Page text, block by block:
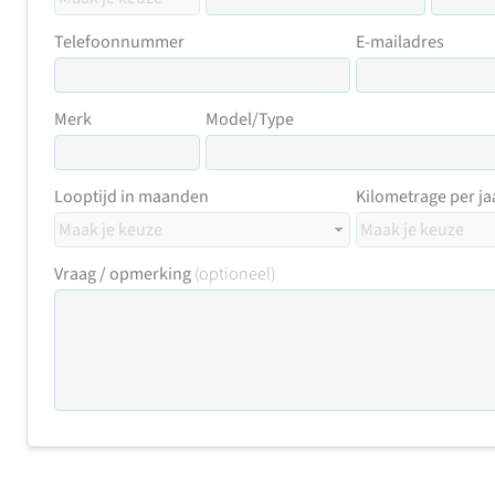
Telefoonnummer E-mailadres
Merk Model/Type
Looptijd in maanden Kilometrage per
Vraag / opmerking(optioneel)